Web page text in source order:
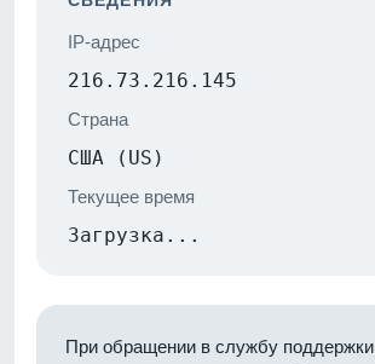
IP-адрес
216.73.216.145
Страна
США (US)
Текущее время
Загрузка...
При обращении в службу поддержки